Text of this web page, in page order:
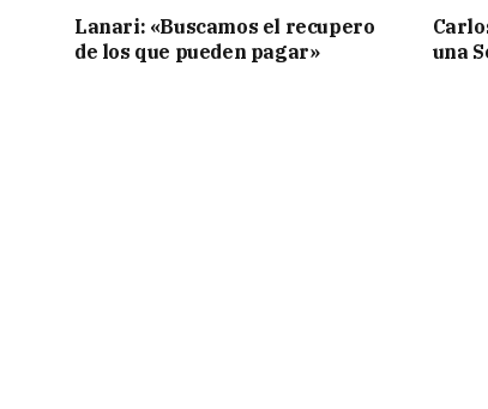
Lanari: «Buscamos el recupero
de los que pueden pagar»
una